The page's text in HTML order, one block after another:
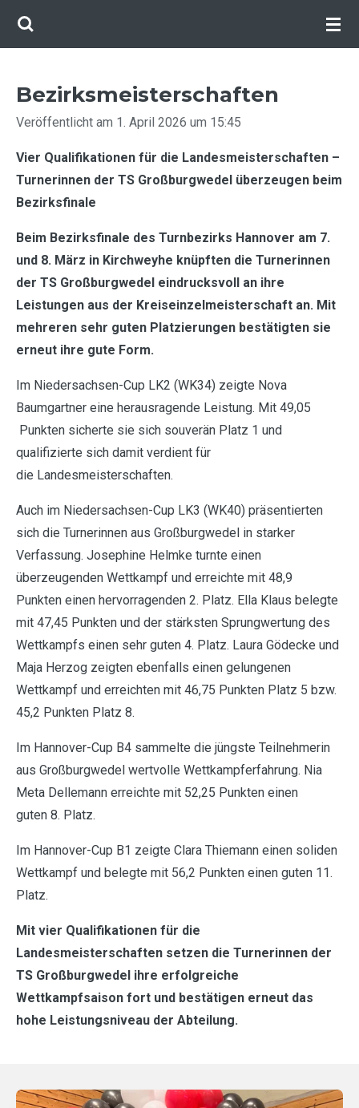
Zum
Bezirksmeisterschaften
Veröffentlicht am 1. April 2026 um 15:45
Vier Qualifikationen für die Landesmeisterschaften –
Turnerinnen der TS Großburgwedel überzeugen beim
Bezirksfinale
Beim Bezirksfinale des Turnbezirks Hannover am 7.
und 8. März in Kirchweyhe knüpften die Turnerinnen
der TS Großburgwedel eindrucksvoll an ihre
Leistungen aus der Kreiseinzelmeisterschaft an. Mit
mehreren sehr guten Platzierungen bestätigten sie
erneut ihre gute Form.
Im Niedersachsen-Cup LK2 (WK34) zeigte Nova
Baumgartner eine herausragende Leistung. Mit 49,05
Punkten sicherte sie sich souverän Platz 1 und
qualifizierte sich damit verdient für
die Landesmeisterschaften.
Auch im Niedersachsen-Cup LK3 (WK40) präsentierten
sich die Turnerinnen aus Großburgwedel in starker
Verfassung. Josephine Helmke turnte einen
überzeugenden Wettkampf und erreichte mit 48,9
Punkten einen hervorragenden 2. Platz. Ella Klaus belegte
mit 47,45 Punkten und der stärksten Sprungwertung des
Wettkampfs einen sehr guten 4. Platz. Laura Gödecke und
Maja Herzog zeigten ebenfalls einen gelungenen
Wettkampf und erreichten mit 46,75 Punkten Platz 5 bzw.
45,2 Punkten Platz 8.
Im Hannover-Cup B4 sammelte die jüngste Teilnehmerin
aus Großburgwedel wertvolle Wettkampferfahrung. Nia
Meta Dellemann erreichte mit 52,25 Punkten einen
guten 8. Platz.
Im Hannover-Cup B1 zeigte Clara Thiemann einen soliden
Wettkampf und belegte mit 56,2 Punkten einen guten 11.
Platz.
Mit vier Qualifikationen für die
Landesmeisterschaften setzen die Turnerinnen der
TS Großburgwedel ihre erfolgreiche
Wettkampfsaison fort und bestätigen erneut das
hohe Leistungsniveau der Abteilung.